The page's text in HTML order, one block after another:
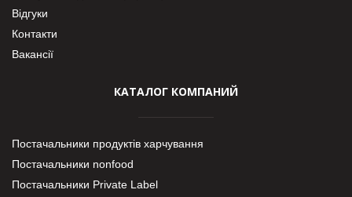
Відгуки
Контакти
Вакансії
КАТАЛОГ КОМПАНИЙ
Постачальники продуктів харчування
Постачальники nonfood
Постачальники Private Label